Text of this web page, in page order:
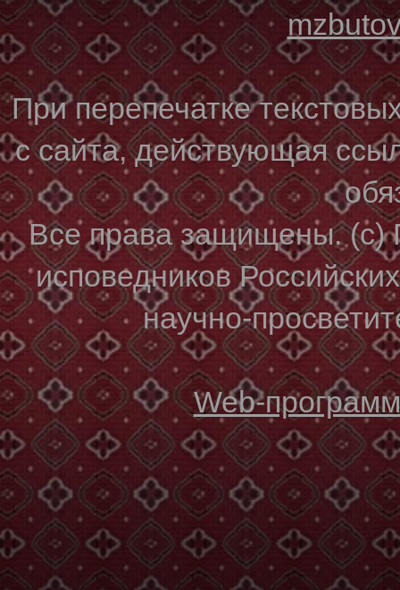
При перепечатке
с сайта, действующая
Все права защищены. (с)
исповедников
научно-
Web-